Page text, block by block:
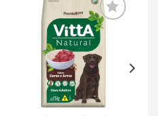
Adicionar
à lista de
desejos